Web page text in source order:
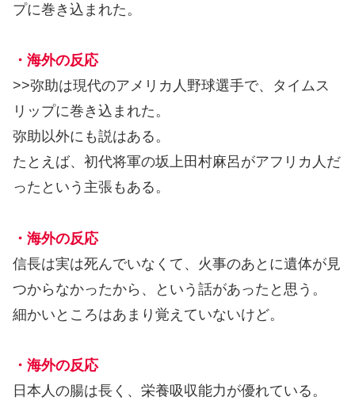
プに巻き込まれた。
・海外の反応
>>弥助は現代のアメリカ人野球選手で、タイムス
リップに巻き込まれた。
弥助以外にも説はある。
たとえば、初代将軍の坂上田村麻呂がアフリカ人だ
ったという主張もある。
・海外の反応
信長は実は死んでいなくて、火事のあとに遺体が見
つからなかったから、という話があったと思う。
細かいところはあまり覚えていないけど。
・海外の反応
日本人の腸は長く、栄養吸収能力が優れている。